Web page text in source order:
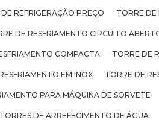
REFRIGERAÇÃO PREÇO TORRE DE
DE RESFRIAMENTO CIRCUITO
COMPACTA TORRE DE
EM INOX TORRE DE
PARA MÁQUINA DE SORVETE
TORRES DE ARREFECIMENTO DE ÁGUA